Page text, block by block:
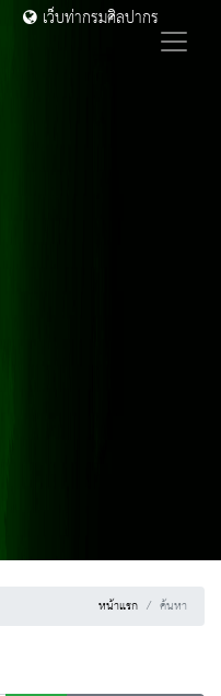
เว็บท่ากรมศิลปากร
หน้าแรก ค้นหา